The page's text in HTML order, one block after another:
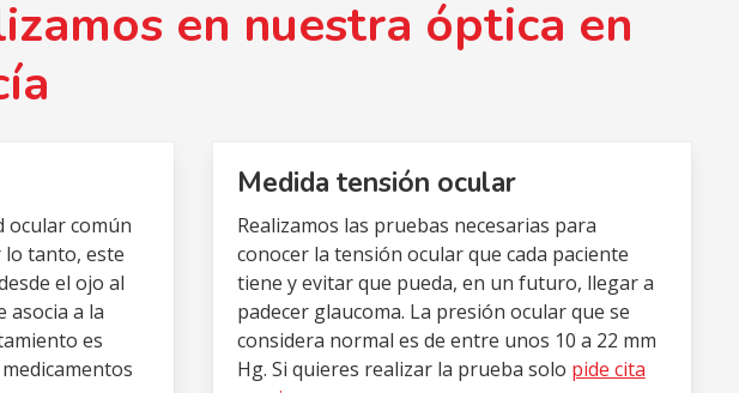
en nuestra óptica en
ocular común
lo tanto, este
el ojo al
asocia a la
es
Medida tensión ocular
Realizamos las pruebas necesarias para
conocer la tensión ocular que cada paciente
tiene y evitar que pueda, en un futuro, llegar a
padecer glaucoma. La presión ocular que se
considera normal es de entre unos 10 a 22 mm
Hg. Si quieres realizar la prueba solo pide cita